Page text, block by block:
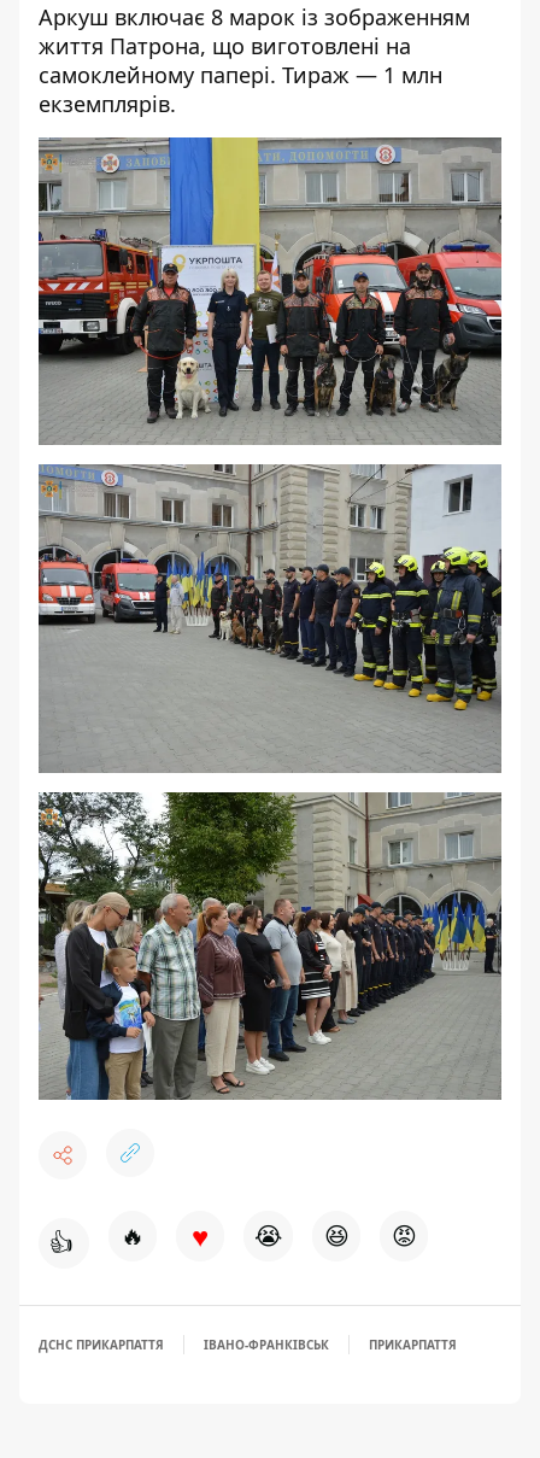
Аркуш включає 8 марок із зображенням
життя Патрона, що виготовлені на
самоклейному папері. Тираж — 1 млн
екземплярів.
👍 🔥 ♥ 😭 😆 😡
ДСНС ПРИКАРПАТТЯ ІВАНО-ФРАНКІВСЬК ПРИКАРПАТТЯ